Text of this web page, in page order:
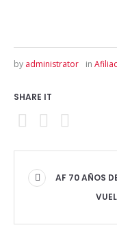
by administrator in
SHARE IT
AF 70 AÑOS